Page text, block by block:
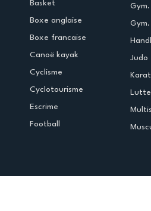
Basket
Boxe anglaise
Boxe francaise
Canoë kayak
Cyclisme
Cyclotourisme
Escrime
Football
Judo
Lutte